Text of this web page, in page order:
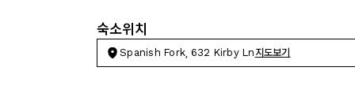
숙소위치
Spanish Fork, 632 Kirby Ln 지도보기